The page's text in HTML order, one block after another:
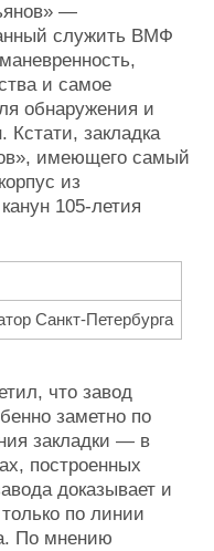
—
служить ВМФ
и самое
обнаружения и
Кстати, закладка
имеющего самый
из
105-летия
Санкт-Петербурга
что завод
заметно по
закладки — в
построенных
доказывает и
по линии
По мнению